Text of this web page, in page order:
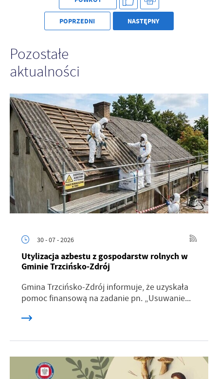
POPRZEDNI NASTĘPNY
Pozostałe
aktualności
30 - 07 - 2026
Utylizacja azbestu z gospodarstw rolnych w
Gminie Trzcińsko-Zdrój
Gmina Trzcińsko-Zdrój informuje, że uzyskała
pomoc finansową na zadanie pn. „Usuwanie...